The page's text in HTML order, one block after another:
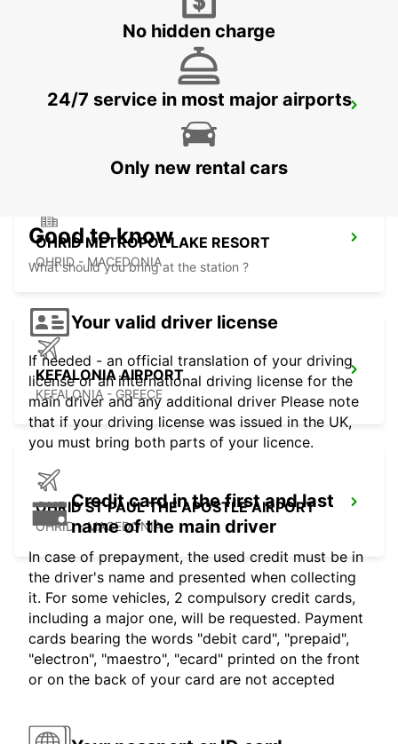
LECCE
OHRID METROPOL LAKE RESORT
OHRID - MACEDONIA
KEFALONIA AIRPORT
KEFALONIA - GREECE
OHRID ST PAUL THE APOSTLE AIRPORT
OHRID - MACEDONIA
No hidden charge
24/7 service in most major airports
Only new rental cars
Good to know
What should you bring at the station ?
Your valid driver license
If needed - an official translation of your driving
license or an international driving license for the
main driver and any additional driver Please note
that if your driving license was issued in the UK,
you must bring both parts of your licence.
Credit card in the first and last
name of the main driver
In case of prepayment, the used credit must be in
the driver's name and presented when collecting
it. For some vehicles, 2 compulsory credit cards,
including a major one, will be requested. Payment
cards bearing the words "debit card", "prepaid",
"electron", "maestro", "ecard" printed on the front
or on the back of your card are not accepted